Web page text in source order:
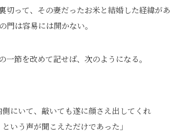
切って、その妻だったお米と結婚した経緯があ
は容易には開かない。
節を改めて記せば、次のようになる。
にいて、敲いても遂に顔さえ出してくれ
いう声が聞こえただけであった」